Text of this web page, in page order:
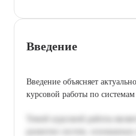
Введение
Введение объясняет
курсовой работы по